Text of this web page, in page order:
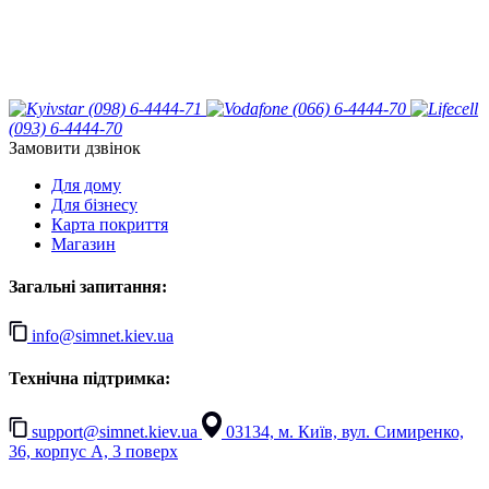
(098) 6-4444-71
(066) 6-4444-70
(093) 6-4444-70
Замовити дзвінок
Для дому
Для бізнесу
Карта покриття
Магазин
Загальні запитання:
info@simnet.kiev.ua
Технічна підтримка:
support@simnet.kiev.ua
03134, м. Київ, вул. Симиренко,
36, корпус А, 3 поверх